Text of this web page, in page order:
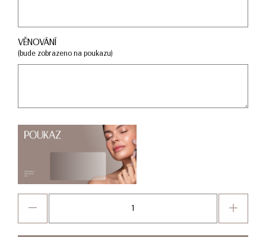
VĚNOVÁNÍ
(bude zobrazeno na poukazu)